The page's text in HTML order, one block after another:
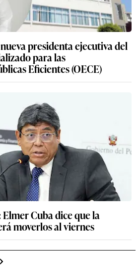
Cuba dice que la
moverlos al viernes
es levantado tras
a ley de límites